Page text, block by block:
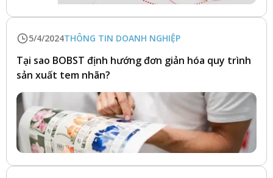
5/4/2024THÔNG TIN DOANH NGHIỆP
Tại sao BOBST định hướng đơn giản hóa quy trình
sản xuất tem nhãn?